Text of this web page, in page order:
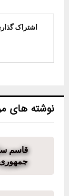
اشتراک
نوشته های
قاسم